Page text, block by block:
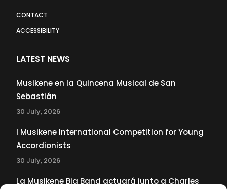
CONTACT
ACCESSIBILITY
LATEST NEWS
Musikene en la Quincena Musical de San
Sebastián
30 July, 2026
I Musikene International Competition for Young
Accordionists
30 July, 2026
La Musikene Big Band actuará junto a Charles